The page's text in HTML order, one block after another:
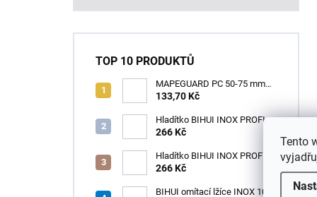
Tento
TOP 10 PRODUKTŮ
MAPEGUARD PC 50-75 mm
(1box=25ks) /1ks
133,70 Kč
Hladítko BIHUI INOX PROFI
280 x 120 mm zub 12mm -
266 Kč
Hladítko BIHUI INOX PROFI
280 x 120 mm zub 3,2mm -
266 Kč
BIHUI omítací lžíce INOX 100